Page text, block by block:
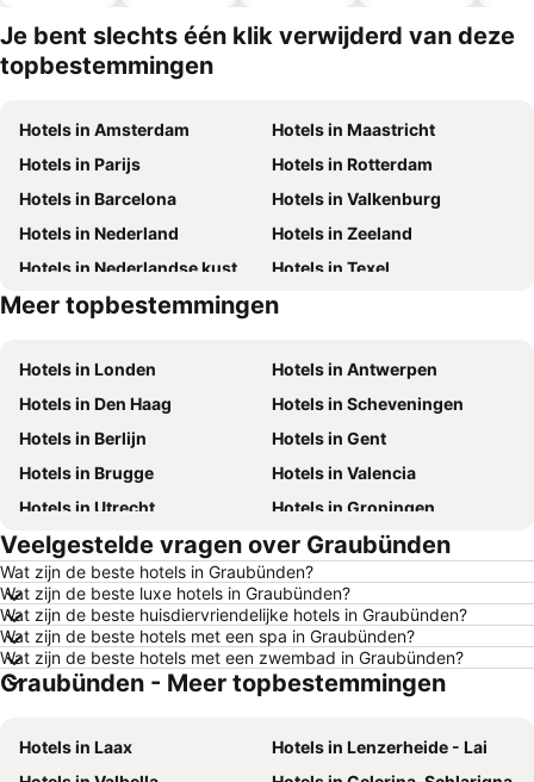
Je bent slechts één klik verwijderd van deze
topbestemmingen
Hotels in Amsterdam
Hotels in Maastricht
Hotels in Parijs
Hotels in Rotterdam
Hotels in Barcelona
Hotels in Valkenburg
Hotels in Nederland
Hotels in Zeeland
Hotels in Nederlandse kust
Hotels in Texel
Hotels in Duitsland
Hotels in Ibiza
Meer topbestemmingen
Hotels in Londen
Hotels in Antwerpen
Hotels in Den Haag
Hotels in Scheveningen
Hotels in Berlijn
Hotels in Gent
Hotels in Brugge
Hotels in Valencia
Hotels in Utrecht
Hotels in Groningen
Hotels in Kopenhagen
Hotels in Keulen
Hotels in Luxemburg Stad
Hotels in Dusseldorf
Hotels in Eindhoven
Hotels in Noordwijk
Hotels in Haarlem
Hotels in Hamburg
Hotels in Cochem
Hotels in Mallorca
Hotels in Noord-Holland
Hotels in Ameland
Veelgestelde vragen over Graubünden
Wat zijn de beste hotels in Graubünden?
Wat zijn de beste luxe hotels in Graubünden?
Wat zijn de beste huisdiervriendelijke hotels in Graubünden?
Wat zijn de beste hotels met een spa in Graubünden?
Wat zijn de beste hotels met een zwembad in Graubünden?
Graubünden - Meer topbestemmingen
Hotels in Laax
Hotels in Lenzerheide - Lai